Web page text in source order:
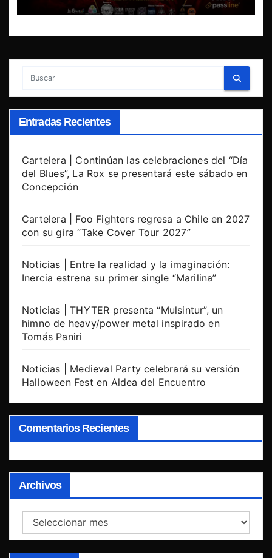
Entradas Recientes
Cartelera | Continúan las celebraciones del “Día
del Blues”, La Rox se presentará este sábado en
Concepción
Cartelera | Foo Fighters regresa a Chile en 2027
con su gira “Take Cover Tour 2027”
Noticias | Entre la realidad y la imaginación:
Inercia estrena su primer single “Marilina”
Noticias | THYTER presenta “Mulsintur”, un
himno de heavy/power metal inspirado en
Tomás Paniri
Noticias | Medieval Party celebrará su versión
Halloween Fest en Aldea del Encuentro
Comentarios Recientes
Archivos
Archivos